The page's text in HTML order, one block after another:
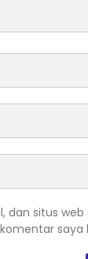
dan situs web
saya